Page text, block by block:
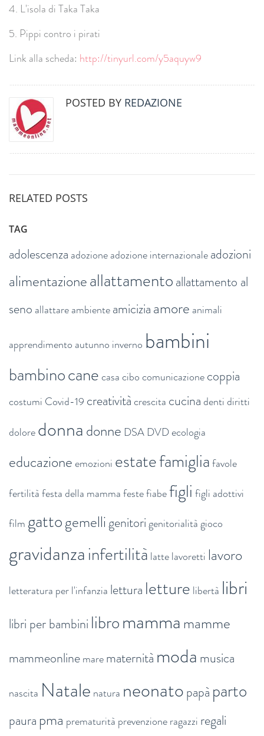
4. L'isola di Taka Taka
5. Pippi contro i pirati
Link alla scheda: http://tinyurl.com/y5aquyw9
POSTED BY REDAZIONE
RELATED POSTS
TAG
adolescenza adozioneadozione internazionaleadozioni
alimentazioneallattamentoallattamento al
seno allattareambienteamiciziaamore animali
apprendimento autunno inverno bambini
bambinocanecasacibocomunicazionecoppia
costumi Covid-19 creativitàcrescita cucinadentidiritti
doloredonnadonne DSA DVDecologia
educazioneemozioni estatefamigliafavole
fertilitàfesta della mammafestefiabefigli figli adottivi
film gattogemelligenitorigenitorialitàgioco
gravidanzainfertilità lattelavoretti lavoro
letteratura per l'infanzia lettura letture libertà libri
libri per bambini libromamma mamme
mammeonlinemarematernità moda musica
nascita Natale natura neonatopapà parto
paura pma prematurità prevenzioneragazzi regali